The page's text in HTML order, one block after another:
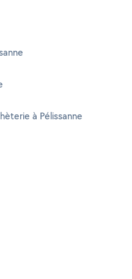
à Pélissanne